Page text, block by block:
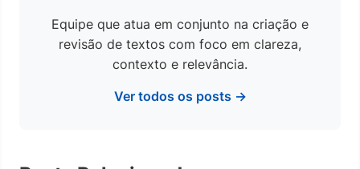
Equipe que atua em conjunto na criação e
revisão de textos com foco em clareza,
contexto e relevância.
Ver todos os posts →